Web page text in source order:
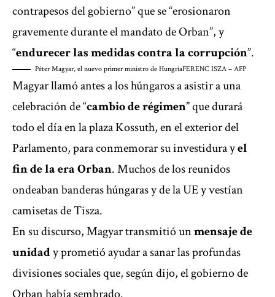
contrapesos del gobierno” que se “erosionaron
gravemente durante el mandato de Orban”, y
“endurecer las medidas contra la corrupción”.
Péter Magyar, el nuevo primer ministro de HungríaFERENC ISZA – AFP
Magyar llamó antes a los húngaros a asistir a una
celebración de “cambio de régimen” que durará
todo el día en la plaza Kossuth, en el exterior del
Parlamento, para conmemorar su investidura yel
fin de la era Orban. Muchos de los reunidos
ondeaban banderas húngaras y de la UE y vestían
camisetas de Tisza.
En su discurso, Magyar transmitió unmensaje de
unidady prometió ayudar a sanar las profundas
divisiones sociales que, según dijo, el gobierno de